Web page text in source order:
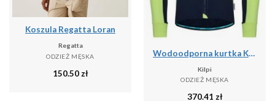
Koszula Regatta Loran
Regatta
ODZIEŻ MĘSKA
150.50 zł
Wodoodporna kurtka Kilpi Velover
Kilpi
ODZIEŻ MĘSKA
370.41 zł